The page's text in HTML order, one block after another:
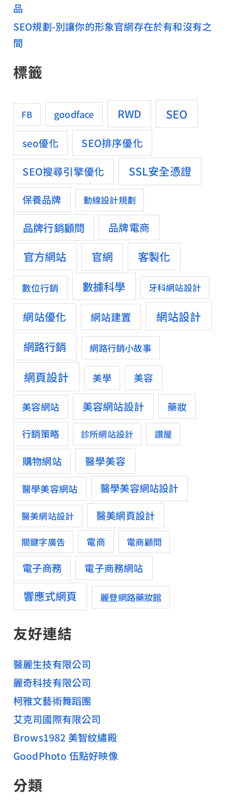
品
SEO規劃-別讓你的形象官網存在於有和沒有之
間
標籤
FB goodface RWD SEO
seo優化
SEO排序優化
SEO搜尋引擎優化
SSL安全憑證
保養品牌 動線設計規劃
品牌行銷顧問 品牌電商
官方網站 官網 客製化
數位行銷 數據科學 牙科網站設計
網站優化 網站建置
網站設計
網路行銷
網路行銷小故事
網頁設計 美學 美容
美容網站 美容網站設計 藥妝
行銷策略 診所網站設計 讚屋
購物網站 醫學美容
醫學美容網站 醫學美容網站設計
醫美網站設計 醫美網頁設計
關鍵字廣告 電商 電商顧問
電子商務 電子商務網站
響應式網頁 麗登網路藥妝館
友好連結
醫麗生技有限公司
麗奇科技有限公司
柯雅文藝術舞蹈團
艾克司國際有限公司
Brows1982 美智紋繡殿
GoodPhoto 伍點好映像
分類